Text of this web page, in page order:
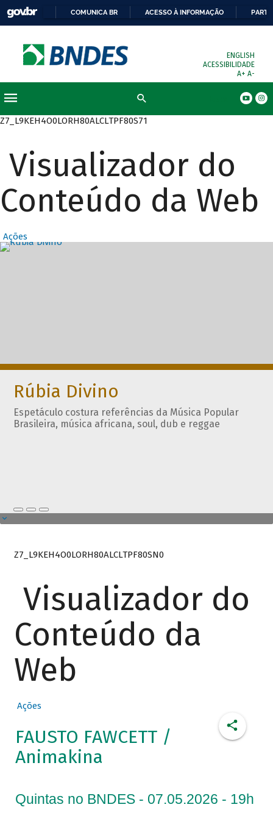
COMUNICA BR ACESSO À INFORMAÇÃO
ENGLISH
ACESSIBILIDADE
A+ A-
Z7_L9KEH4O0LORH80ALCLTPF80S71
Visualizador do
Conteúdo da Web
Ações
Destaques
Rúbia Divino
Espetáculo costura referências da Música Popular
Brasileira, música africana, soul, dub e reggae
Z7_L9KEH4O0LORH80ALCLTPF80SN0
Visualizador do
Conteúdo da
Web
Ações
FAUSTO FAWCETT /
Animakina
Quintas no BNDES - 07.05.2026 - 19h